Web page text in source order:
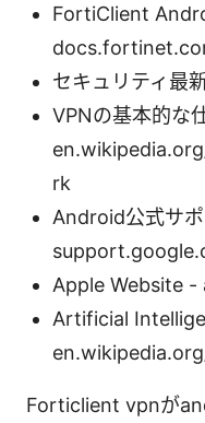
FortiClient
セキュリティ最
VPNの基本的な
rk
Android公式サ
Apple Website -
Artificial
Forticlient vpnが